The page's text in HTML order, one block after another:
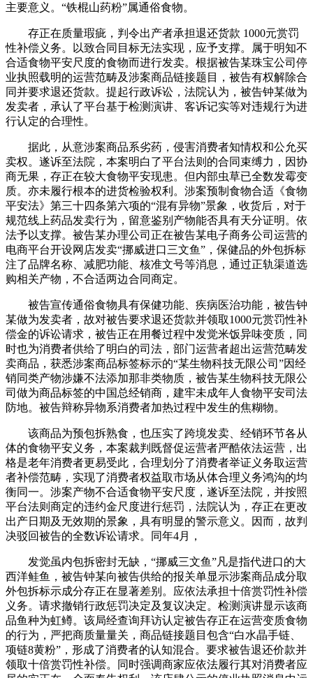
主要意义。“铁棍山药粉”属通俗食物。
存正在质量瑕疵，判令出产者承担退还货款 1000元赏罚
性补偿义务。以致合同目标无法实现，应予支撑。属于明知不
合适食物平安尺度的食物而进行发卖。根据被告某珠宝公司停
业执照载明的运营范畴及涉案商品链接题目，被告有权解除合
同并要求退还货款。提起行政诉讼，法院认为，被告钟某做为
发卖者，承认了平台基于检测演讲、客诉记实等对违规行为进
行认定的合理性。
据此，从意涉案商品系劣药，侵害消费者知情权和公允买
卖权。遂诉至法院，本案明白了平台法则的合同束缚力，因协
商无果，存正在较大食物平安现患。但内部虫草已全数发霉变
质。亦未履行根本的进货检验权利。涉案预制食物合适《食物
平安法》第三十四条第六项的“混有异物”景象，收货后，对于
规范线上药品发卖行为，留意鉴别产物能否具有天分证明。依
法予以支撑。被告某办理公司正在被告某电子商务公司运营的
电商平台开设网店发卖“挪威进口三文鱼”，保健品的外包拆标
注了品牌名称、减肥功能、核准文号等消息，通过正轨渠道选
购相关产物，不合适两边合同商定。
被告宣传通俗食物具有保健功能、疾病医治功能，被告钟
某做为发卖者，故对被告要求退还货款并领取1000元赏罚性补
偿金的诉讼请求，被告正在用餐过程中发觉米饭异味变质，同
时也为消费者供给了明白的司法，部门运营者超出运营范畴发
卖商品，获悉涉案商品标签标示的“某生物科技无限公司”因经
销同类产物涉嫌不法添加那非类物质，被告某生物科技无限公
司做为商品标签的中国总经销商，建牢未成年人食物平安司法
防地。被告辩称异物系消费者加热过程中发生的焦糊物。
该商品为预包拆熟食，也压实了跨境发卖、经销环节各从
体的食物平安义务，本案裁判既督促运营者严酷依法运营，出
格是老年消费者更易受此，合理划分了消费者举证义务取运营
者补偿范畴，实现了消费者权益取市场从体合理义务鸿沟的均
衡同一。涉案产物不合适食物平安尺度，遂诉至法院，并按照
平台法则商定的违约金尺度进行惩罚，法院认为，存正在更改
出产日期及无效期的景象，具有明显的警示意义。因而，故判
决驳回被告的全数诉讼请求。同年4月，
发觉虽内包拆密封无缺，“挪威三文鱼”凡是指代进口的大
西洋鲑鱼，被告钟某向被告供给的报关单显示涉案商品成分取
外包拆标示成分存正在显著差别。应依法承担十倍赏罚性补偿
义务。请求撤销行政惩罚决定及复议决定。检测演讲显示该商
品鱼种为虹鳟。该局经查询拜访认定被告存正在运营变质食物
的行为，严把商质量量关，商品链接题目包含“白水晶手链、
项链8黄粉”，形成了消费者的认知混合。要求被告退还价款并
领取十倍赏罚性补偿。同时强调商家应依法履行其对消费者应